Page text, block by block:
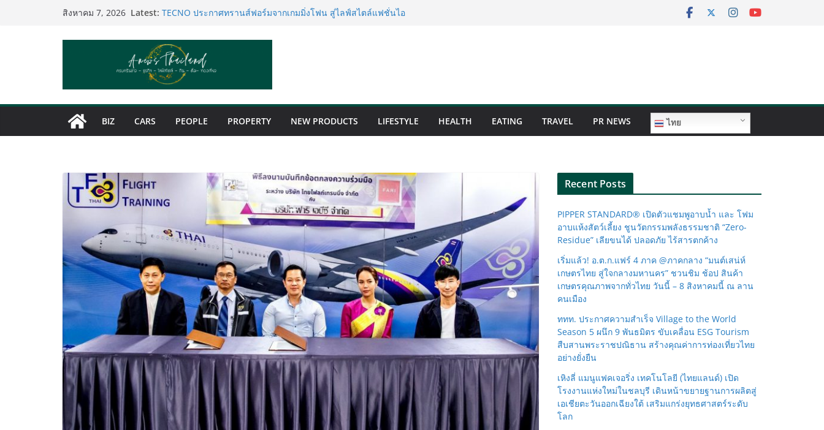
สิงหาคม 7, 2026 Latest: เหิงลี่ แมนูแฟคเจอริ่ง เทคโนโลยี (ไทยแลนด์) เปิดโรงงานแห่งใหม่
TECNO ประกาศทรานส์ฟอร์มจากเกมมิ่งโฟน สู่ไลฟ์สไตล์แฟชั่นไอ
เท็ม เสิร์ฟใหญ่ปักหมุดแลนมาร์คใหม่กลางสถานี MRT วาง POVA
8 Series จุดเริ่มต้นครั้งสำคัญ
PIPPER STANDARD® เปิดตัวแชมพูอาบน้ำ และ โฟมอาบแห้งสัตว์
ปลอดภัย ไร้สารตกค้าง
เริ่มแล้ว! อ.ต.ก.แฟร์ 4 ภาค @ภาคกลาง “มนต์เสน่ห์เกษตรไทย สู่
ใจกลางมหานคร” ชวนชิม ช้อป สินค้าเกษตรคุณภาพจากทั่ว
พันธมิตร ขับเคลื่อน ESG Tourism สืบสานพระราชปณิธาน สร้าง
คุณค่าการท่องเที่ยวไทยอย่างยั่งยืน
BIZ CARS PEOPLE PROPERTY NEW PRODUCTS LIFESTYLE HEALTH EATING TRAVEL PR NEWS ไทย
Recent Posts
PIPPER STANDARD® เปิดตัวแชมพูอาบน้ำ และ โฟม
อาบแห้งสัตว์เลี้ยง ชูนวัตกรรมพลังธรรมชาติ “Zero-
Residue” เลียขนได้ ปลอดภัย ไร้สารตกค้าง
เริ่มแล้ว! อ.ต.ก.แฟร์ 4 ภาค @ภาคกลาง “มนต์เสน่ห์
เกษตรไทย สู่ใจกลางมหานคร” ชวนชิม ช้อป สินค้า
เกษตรคุณภาพจากทั่วไทย วันนี้ – 8 สิงหาคมนี้ ณ ลาน
คนเมือง
ททท. ประกาศความสำเร็จ Village to the World
Season 5 ผนึก 9 พันธมิตร ขับเคลื่อน ESG Tourism
สืบสานพระราชปณิธาน สร้างคุณค่าการท่องเที่ยวไทย
อย่างยั่งยืน
เหิงลี่ แมนูแฟคเจอริ่ง เทคโนโลยี (ไทยแลนด์) เปิด
โรงงานแห่งใหม่ในชลบุรี เดินหน้าขยายฐานการผลิตสู่
เอเชียตะวันออกเฉียงใต้ เสริมแกร่งยุทธศาสตร์ระดับ
โลก